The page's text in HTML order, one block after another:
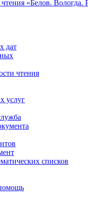
«Белов. Вологда.
дат
чтения
услуг
списков